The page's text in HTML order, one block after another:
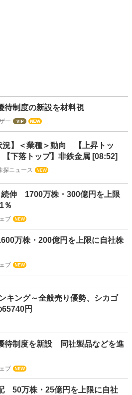
待制度の新設を材料視
ー
況】＜業種＞動向 【上昇トッ
下落トップ】非鉄金属 [08:52]
探ニュース
続伸 1700万株・300億円を上限
％
ブ
万株・200億円を上限に自社株
ブ
キング～全般売り優勢、シカゴ
円
待制度を新設 同社製品などを進
ブ
50万株・25億円を上限に自社